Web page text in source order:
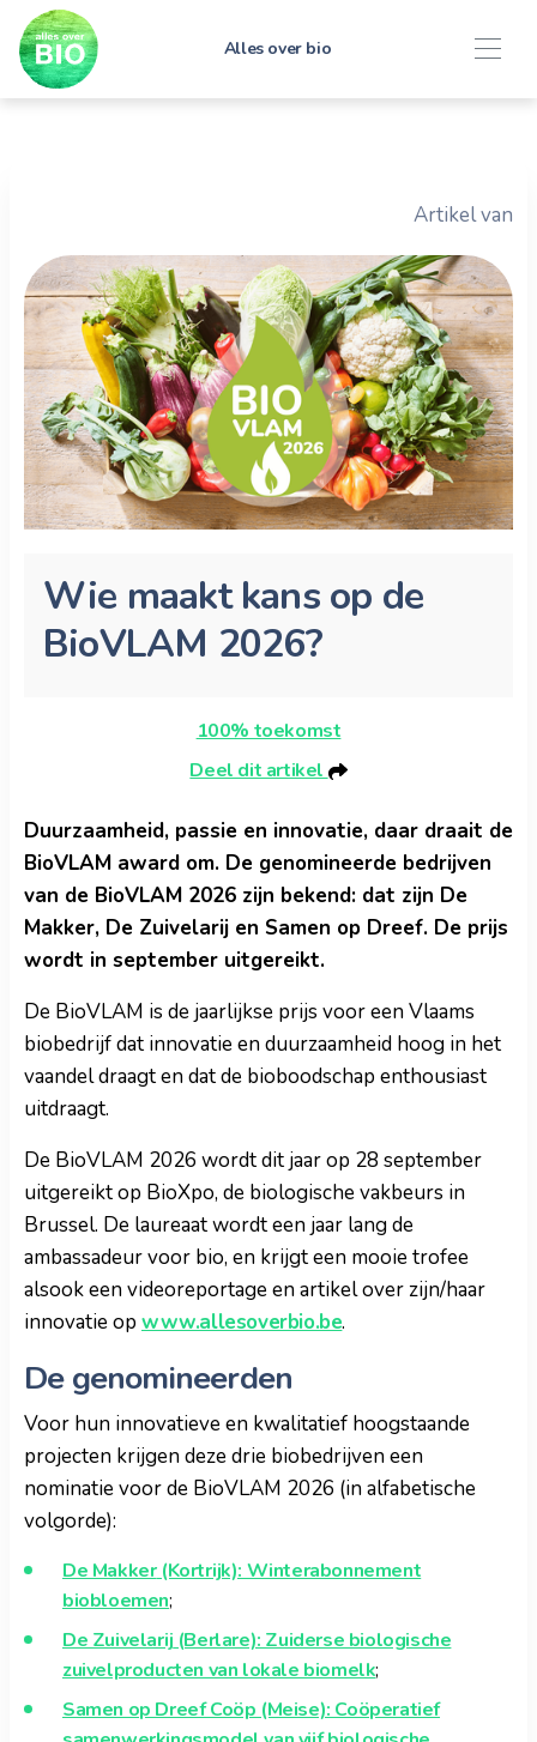
Alles over bio
Artikel van
Wie maakt kans op de
BioVLAM 2026?
100% toekomst
Deel dit artikel
Duurzaamheid, passie en innovatie, daar draait de
BioVLAM award om. De genomineerde bedrijven
van de BioVLAM 2026 zijn bekend: dat zijn De
Makker, De Zuivelarij en Samen op Dreef. De prijs
wordt in september uitgereikt.
De BioVLAM is de jaarlijkse prijs voor een Vlaams
biobedrijf dat innovatie en duurzaamheid hoog in het
vaandel draagt en dat de bioboodschap enthousiast
uitdraagt.
De BioVLAM 2026 wordt dit jaar op 28 september
uitgereikt op BioXpo, de biologische vakbeurs in
Brussel. De laureaat wordt een jaar lang de
ambassadeur voor bio, en krijgt een mooie trofee
alsook een videoreportage en artikel over zijn/haar
innovatie op www.allesoverbio.be.
De genomineerden
Voor hun innovatieve en kwalitatief hoogstaande
projecten krijgen deze drie biobedrijven een
nominatie voor de BioVLAM 2026 (in alfabetische
volgorde):
De Makker(Kortrijk): Winterabonnement
biobloemen;
De Zuivelarij (Berlare): Zuiderse biologische
zuivelproducten van lokale biomelk;
Samen op Dreef Coöp (Meise): Coöperatief